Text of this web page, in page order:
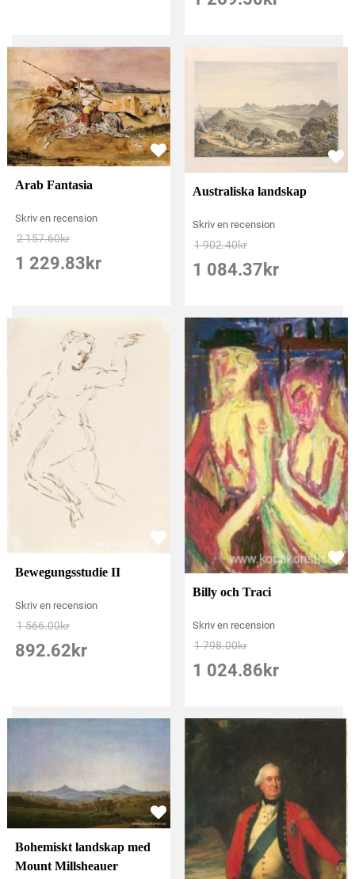
Arab Fantasia
Skriv en recension
2 157.60kr
1 229.83 kr
Australiska landskap
Skriv en recension
1 902.40kr
1 084.37 kr
Bewegungsstudie II
Skriv en recension
1 566.00kr
892.62 kr
Billy och Traci
Skriv en recension
1 798.00kr
1 024.86 kr
Bohemiskt landskap med
Mount Millsheauer